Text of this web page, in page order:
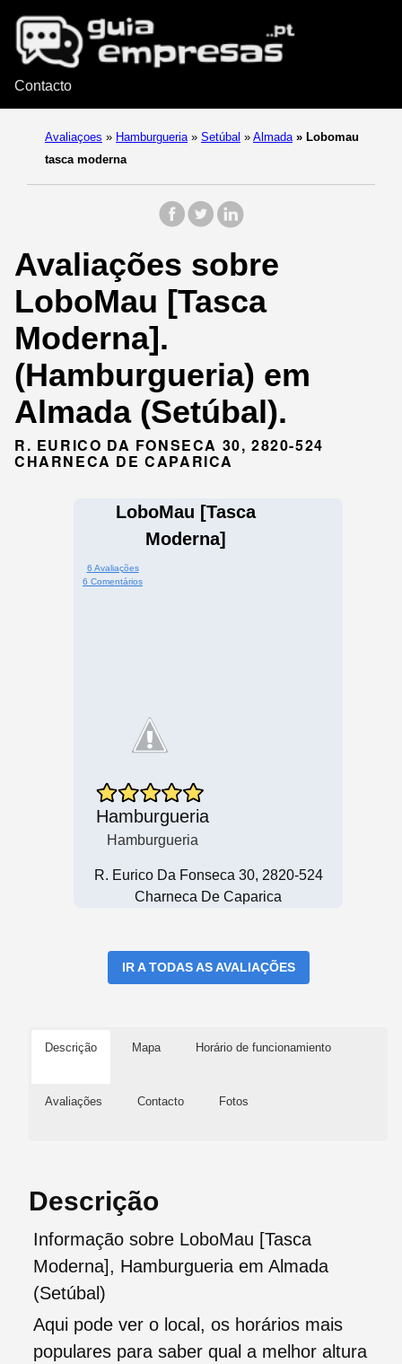
Contacto
Avaliaçoes » Hamburgueria » Setúbal » Almada » Lobomau
tasca moderna
Avaliações sobre
LoboMau [Tasca
Moderna].
(Hamburgueria) em
Almada (Setúbal).
R. EURICO DA FONSECA 30, 2820-524
CHARNECA DE CAPARICA
LoboMau [Tasca
Moderna]
6 Avaliações
6 Comentários
Hamburgueria
Hamburgueria
R. Eurico Da Fonseca 30, 2820-524
Charneca De Caparica
IR A TODAS AS AVALIAÇÕES
Descrição Mapa Horário de funcionamiento
Avaliações Contacto Fotos
Descrição
Informação sobre LoboMau [Tasca
Moderna], Hamburgueria em Almada
(Setúbal)
Aqui pode ver o local, os horários mais
populares para saber qual a melhor altura